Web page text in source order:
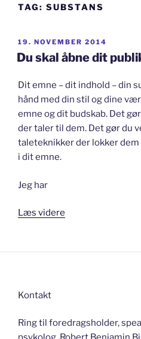
TAG: SUBSTANS
UDGIVET
DEN
19. NOVEMBER 2014
Du skal åbne dit
Dit emne – dit indhold – din
hånd med din stil og dine
emne og dit budskab. Det
der taler til dem. Det gør du
taleteknikker der lokker
i dit emne.
Jeg har
Læs videre
dit
Kontakt
Ring til foredragsholder,